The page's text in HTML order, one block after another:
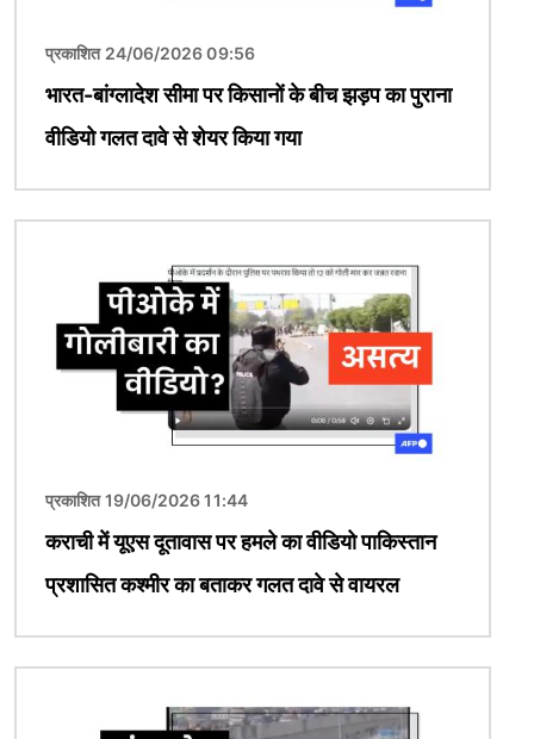
प्रकाशित 24/06/2026 09:56
भारत-बांग्लादेश सीमा पर किसानों के बीच झड़प का पुराना
वीडियो गलत दावे से शेयर किया गया
प्रकाशित 19/06/2026 11:44
कराची में यूएस दूतावास पर हमले का वीडियो पाकिस्तान
प्रशासित कश्मीर का बताकर गलत दावे से वायरल